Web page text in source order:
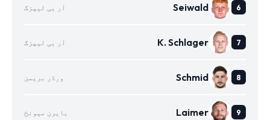
Seiwald آر بی لیپزگ
K. Schlager آر بی لیپزگ
Schmid ورڈر بریمن
Laimer بایرن میونخ